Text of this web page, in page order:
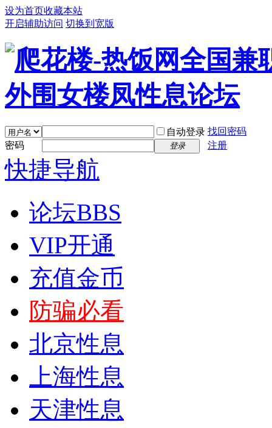
设为首页收藏本站
开启辅助访问 切换到宽版
自动登录 找回密码
密码
登录 注册
快捷导航
论坛BBS
VIP开通
充值金币
防骗必看
北京性息
上海性息
天津性息